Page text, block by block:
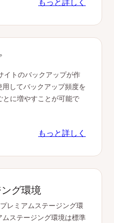
イトのバックアップが作
してバックアップ頻度を
とに増やすことが可能で
もっと詳しく
グ環境
レミアムステージング環
ステージング環境は標準